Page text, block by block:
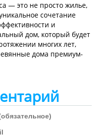
— это не просто жилье,
сочетание
и
дом, который будет
многих лет,
дома премиум-